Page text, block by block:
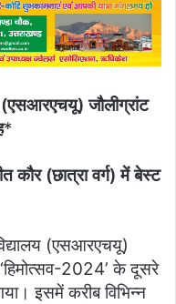
(एसआरएचयू) जौलीग्रांट
*
कौर (छात्रा वर्ग) में बेस्ट
(एसआरएचयू)
2024’ के दूसरे
इसमें करीब विभिन्न